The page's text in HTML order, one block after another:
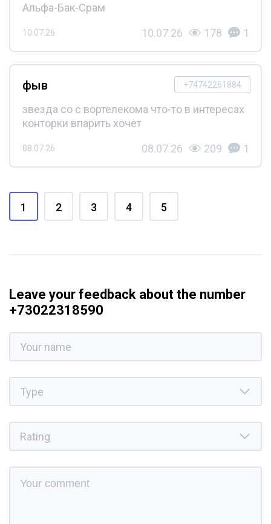
Альфа-Бак-Срам
10.07.26 10.07.26 178 1
+74742261884
фыв
звезда со с вортелекома что-то в интересах
конторки впарить хочет
08.07.26 08.07.26 209 1
1 2 3 4 5
Leave your feedback about the number
+73022318590